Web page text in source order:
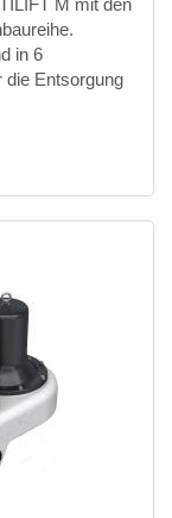
M mit den
in 6
die Entsorgung